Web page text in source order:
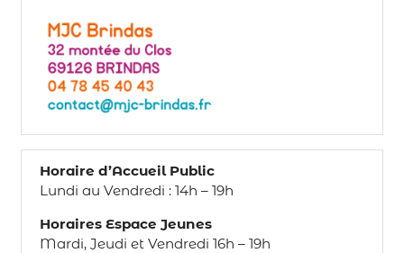
Horaire d’Accueil Public
Lundi au Vendredi : 14h – 19h
Horaires Espace Jeunes
Mardi, Jeudi et Vendredi 16h – 19h